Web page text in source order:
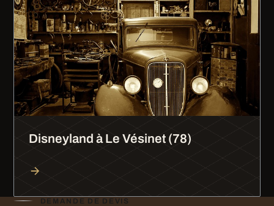
Disneyland à Le Vésinet (78)
DEMANDE DE DEVIS